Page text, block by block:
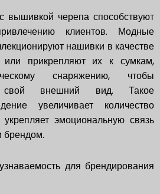
вышивкой черепа способствуют
клиентов. Модные
нашивки в качестве
или прикрепляют их к сумкам,
снаряжению, чтобы
свой внешний вид. Такое
увеличивает количество
эмоциональную связь
брендом.
для брендирования